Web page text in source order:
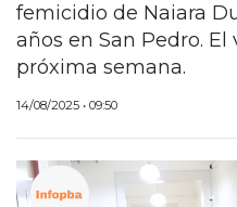
SAN PEDRO
PROVINCIA
PAIS
ULTIMAS NOTICIAS
femicidio de Naiara
años en San Pedro.
próxima semana.
14/08/2025 • 09:50